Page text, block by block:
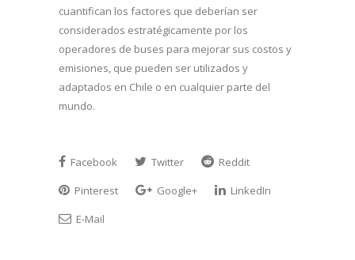
cuantifican los factores que deberían ser
considerados estratégicamente por los
operadores de buses para mejorar sus costos y
emisiones, que pueden ser utilizados y
adaptados en Chile o en cualquier parte del
mundo.
Facebook Twitter
Reddit
Pinterest
Google+
LinkedIn
E-Mail